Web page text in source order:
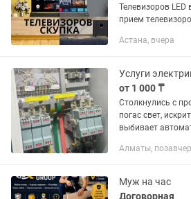
Телевизоров LED в
прием телевизоров. - Гарантия от
выезд. -
Астана, вчера
от 1 000 ₸
Столкнулись с
погас свет,
выбивает
неисправность. Электрик с высшим
лет....
Алматы,
Муж на час
Договорная